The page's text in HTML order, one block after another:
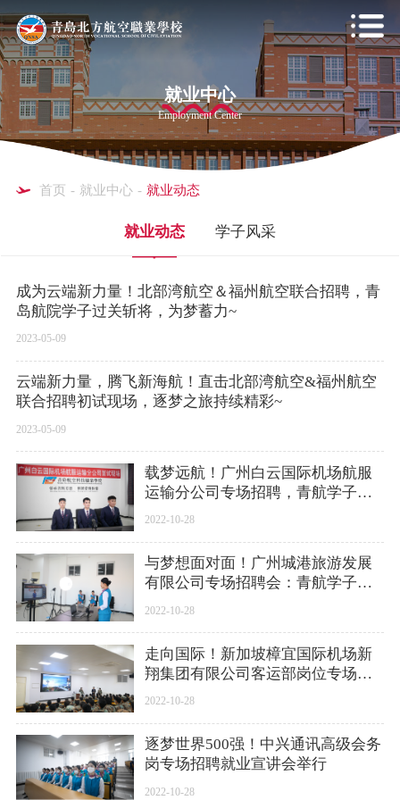
就业中心
Employment Center
首页 - 就业中心 - 就业动态
就业动态 学子风采
成为云端新力量！北部湾航空＆福州航空联合招聘，青
岛航院学子过关斩将，为梦蓄力~
2023-05-09
云端新力量，腾飞新海航！直击北部湾航空&福州航空
联合招聘初试现场，逐梦之旅持续精彩~
2023-05-09
载梦远航！广州白云国际机场航服
运输分公司专场招聘，青航学子用
实力一展风采……
2022-10-28
与梦想面对面！广州城港旅游发展
有限公司专场招聘会：青航学子表
现表现可圈可点……
2022-10-28
走向国际！新加坡樟宜国际机场新
翔集团有限公司客运部岗位专场招
聘宣讲会举行，青航学子勇攀高峰
2022-10-28
逐梦世界500强！中兴通讯高级会务
岗专场招聘就业宣讲会举行
2022-10-28